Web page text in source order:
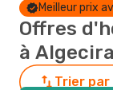
Meilleur prix
Offres
à
Trier par